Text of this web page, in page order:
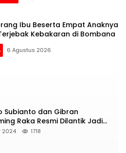
Ibu Beserta Empat Anaknya
Kebakaran di Bombana
6 Agustus 2026
Subianto dan Gibran
Raka Resmi Dilantik Jadi
Wapres RI
2024 1718